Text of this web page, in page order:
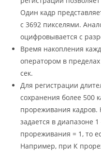
Один кадр
с 3692 пикселями.
оцифровывается с
Время накопления
оператором в
сек.
Для регистрации
сохранения более 500
прореживания
задается в диапазоне
прореживания = 1, то
Например, при К